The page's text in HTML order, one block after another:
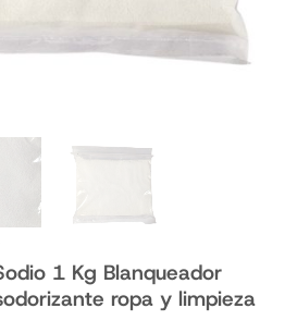
1 Kg Blanqueador
ropa y limpieza